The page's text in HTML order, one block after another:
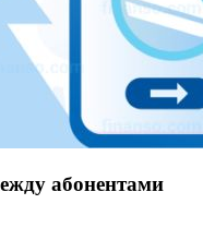
абонентами